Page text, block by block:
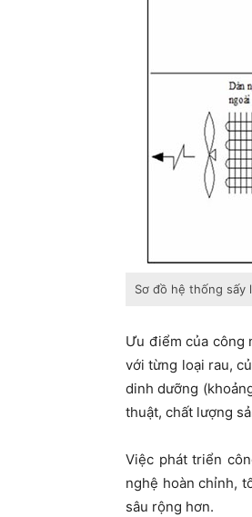
Sơ đồ hệ thống sấy
Ưu điểm của công
với từng loại rau,
dinh dưỡng
thuật, chất lượng
Việc phát triển
nghệ hoàn chỉnh,
sâu rộng hơn.